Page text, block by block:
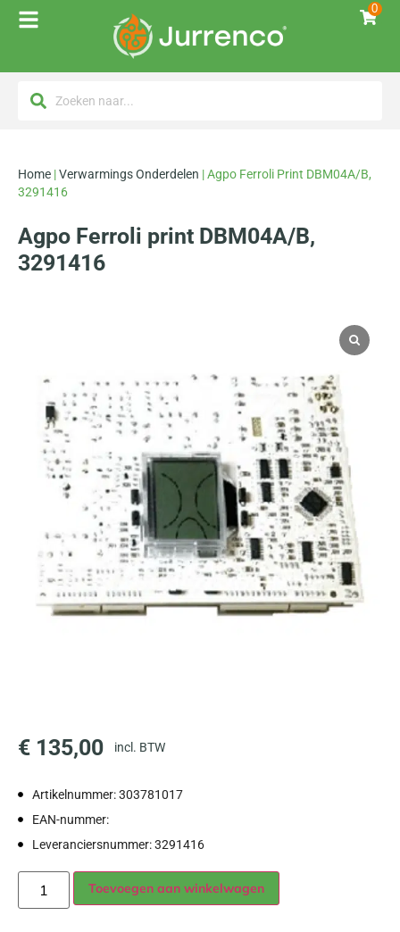
0
Home |Verwarmings Onderdelen |Agpo Ferroli Print DBM04A/B,
3291416
Agpo Ferroli print DBM04A/B,
3291416
€ 135,00 incl. BTW
Artikelnummer: 303781017
EAN-nummer:
Leveranciersnummer: 3291416
Toevoegen aan winkelwagen